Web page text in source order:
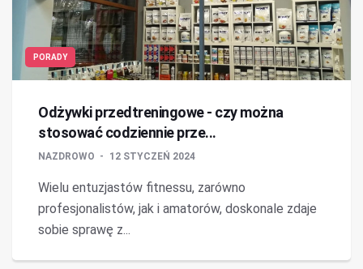
PORADY
Odżywki przedtreningowe - czy można
stosować codziennie prze...
NAZDROWO 12 STYCZEŃ 2024
Wielu entuzjastów fitnessu, zarówno
profesjonalistów, jak i amatorów, doskonale zdaje
sobie sprawę z...